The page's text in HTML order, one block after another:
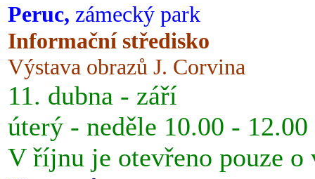
Peruc, zámecký park
Informační středisko
Výstava obrazů J. Corvina
11. dubna - září
úterý - neděle 10.00 -
V říjnu je otevřeno pouze o